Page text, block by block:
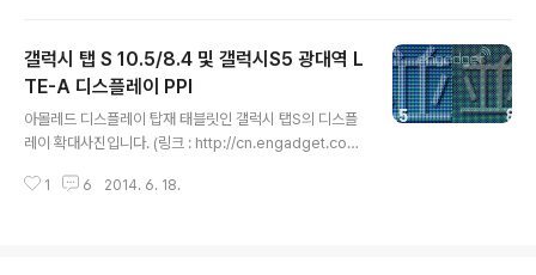
비교가 아닌 코어 성능 비교이니 싱글코어 점수로 비교. C
ortex-A15 탑재로 나온다고 발표한 제품은 많지만 실제
출시된건 엑시노스, 테그라 정도 입니다. OMAP, 화웨이
(하이실리콘), Allwinner 등이 발표만하고 실질적인 제품
화는 소식이 없습니다. (현 시점까지 A15는 삼성이 다 해
먹었다고 봐도 무방합니다.) - 정수, 부동소수점 최..
갤럭시 탭 S 10.5/8.4 및 갤럭시S5 광대역 L
TE-A 디스플레이 PPI
아몰레드 디스플레이 탑재 태블릿인 갤럭시 탭S의 디스플
레이 확대사진입니다. (링크 : http://cn.engadget.co
치를 보면, 10.5는 갤럭시 노트2에 적용되었던 S-Stripe
1 6 2014. 6. 18.